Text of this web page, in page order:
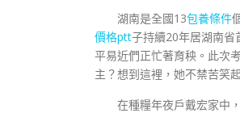
湖南是全國13包養條件
價格ptt子持續20年居湖南省
平易近們正忙著育秧。此次
主？想到這裡，她不禁苦笑
在種糧年夜戶戴宏家中